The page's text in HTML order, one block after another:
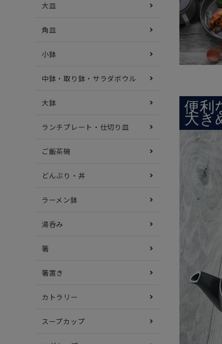
大皿
角皿
小鉢
中鉢・取り鉢・サラダボウル
大鉢
ランチプレート・仕切り皿
ご飯茶碗
どんぶり・丼
ラーメン鉢
湯呑み
箸
箸置き
カトラリー
スープカップ
便利
大き